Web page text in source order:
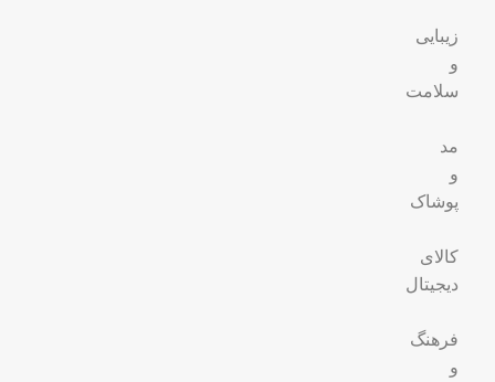
زیبایی
و
سلامت
مد
و
پوشاک
کالای
دیجیتال
فرهنگ
و